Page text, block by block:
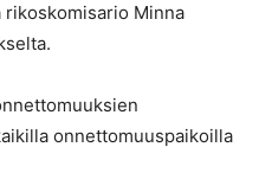
rikoskomisario Minna
onnettomuuspaikoilla